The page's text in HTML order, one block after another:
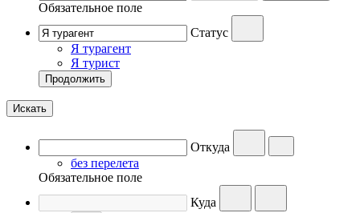
Обязательное поле
Статус
Я турагент
Я турист
Продолжить
Искать
Откуда
без перелета
Обязательное поле
Куда